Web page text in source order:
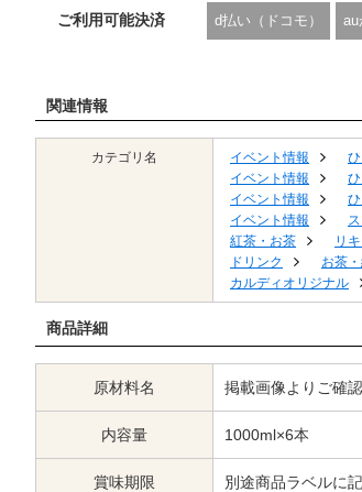
ご利用可能決済 d払い（ドコモ） au
関連情報
カテゴリ名 イベント情報
イベント情報
イベント情報
イベント情報
紅茶・お茶
リ
ドリンク
お茶
カルディオリジナル
商品詳細
原材料名 掲載画像よりご確
内容量 1000ml×6本
賞味期限 別途商品ラベルに